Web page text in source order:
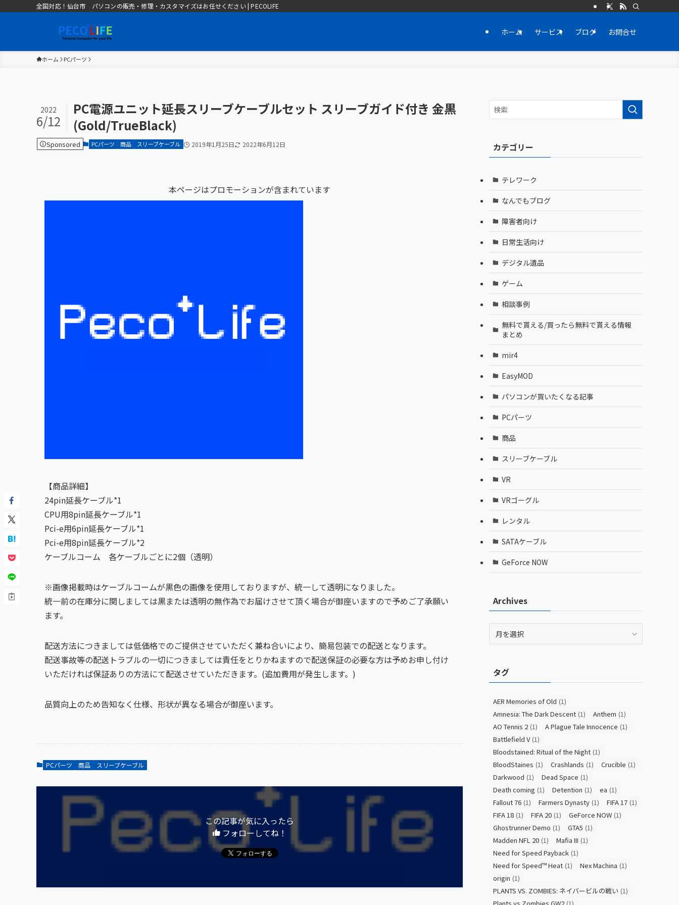
全国対応！仙台市 パソコンの販売・修理・カスタマイズはお任せください | PECOLIFE
ホーム サービス ブログ お問合せ
ホーム PCパーツ
PC電源ユニット延長スリーブケーブルセット スリーブガイド付き 金黒
(Gold/TrueBlack)
2022
6/12
Sponsored PCパーツ 商品 スリーブケーブル 2019年1月25日 2022年6月12日
本ページはプロモーションが含まれています
【商品詳細】
24pin延長ケーブル*1
CPU用8pin延長ケーブル*1
Pci-e用6pin延長ケーブル*1
Pci-e用8pin延長ケーブル*2
ケーブルコーム 各ケーブルごとに2個（透明）
※画像掲載時はケーブルコームが黒色の画像を使用しておりますが、統一して透明になりました。
統一前の在庫分に関しましては黒または透明の無作為でお届けさせて頂く場合が御座いますので予めご了承願い
ます。
配送方法につきましては低価格でのご提供させていただく兼ね合いにより、簡易包装での配送となります。
配送事故等の配送トラブルの一切につきましては責任をとりかねますので配送保証の必要な方は予めお申し付け
いただければ保証ありの方法にて配送させていただきます。(追加費用が発生します。)
品質向上のため告知なく仕様、形状が異なる場合が御座います。
PCパーツ 商品 スリーブケーブル
この記事が気に入ったら
フォローしてね！
カテゴリー
テレワーク
なんでもブログ
障害者向け
日常生活向け
デジタル遺品
ゲーム
相談事例
無料で貰える/買ったら無料で貰える情報
まとめ
mir4
EasyMOD
パソコンが買いたくなる記事
PCパーツ
商品
スリーブケーブル
VR
VRゴーグル
レンタル
SATAケーブル
GeForce NOW
Archives
タグ
AER Memories of Old (1)
Amnesia: The Dark Descent (1) Anthem (1)
AO Tennis 2 (1) A Plague Tale Innocence (1)
Battlefield V (1)
Bloodstained: Ritual of the Night (1)
BloodStaines (1) Crashlands (1) Crucible (1)
Darkwood (1) Dead Space (1)
Death coming (1) Detention (1) ea (1)
Fallout 76 (1) Farmers Dynasty (1) FIFA 17 (1)
FIFA 18 (1) FIFA 20 (1) GeForce NOW (1)
Ghostrunner Demo (1) GTA5 (1)
Madden NFL 20 (1) Mafia III (1)
Need for Speed Payback (1)
Need for Speed™ Heat (1) Nex Machina (1)
origin (1)
PLANTS VS. ZOMBIES: ネイバービルの戦い (1)